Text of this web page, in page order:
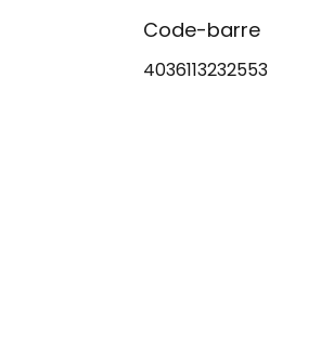
Code-barre
4036113232553